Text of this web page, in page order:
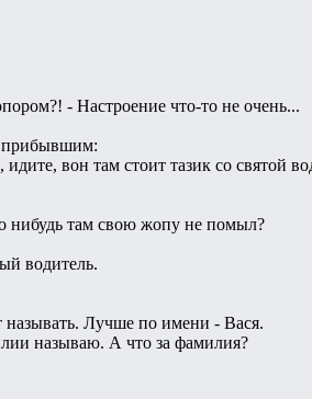
- Настроение что-то не очень...
прибывшим:
вон там стоит тазик со святой
нибудь там свою жопу не помыл?
водитель.
Лучше по имени - Вася.
называю. А что за фамилия?